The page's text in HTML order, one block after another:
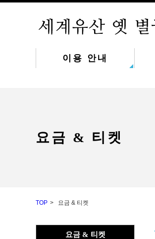
이용 안내
요금 & 티켓
TOP 요금 & 티켓
요금 & 티켓